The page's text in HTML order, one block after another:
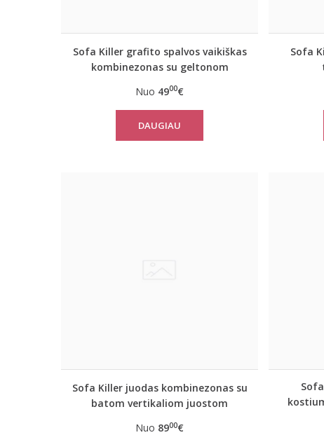
Sofa Killer grafito spalvos vaikiškas
kombinezonas su geltonom
Nuo 4900€
DAUGIAU
Sofa
Sofa Killer juodas kombinezonas su
batom vertikaliom juostom
Nuo 8900€